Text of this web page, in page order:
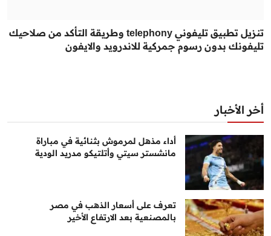
تنزيل تطبيق تليفوني telephony وطريقة التأكد من صلاحيك
تليفونك بدون رسوم جمركية للاندرويد والايفون
أخر الأخبار
أداء مذهل لمرموش بثنائية في مباراة
مانشستر سيتي وأتلتيكو مدريد الودية
تعرف على أسعار الذهب في مصر
بالمصنعية بعد الارتفاع الأخير